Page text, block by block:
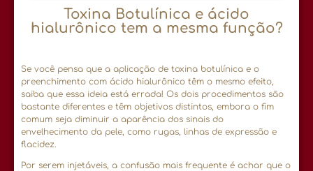
Toxina Botulínica e ácido
hialurônico tem a mesma função?
Se você pensa que a aplicação de toxina botulínica e o
preenchimento com ácido hialurônico têm o mesmo efeito,
saiba que essa ideia está errada! Os dois procedimentos são
bastante diferentes e têm objetivos distintos, embora o fim
comum seja diminuir a aparência dos sinais do
envelhecimento da pele, como rugas, linhas de expressão e
flacidez.
Por serem injetáveis, a confusão mais frequente é achar que o